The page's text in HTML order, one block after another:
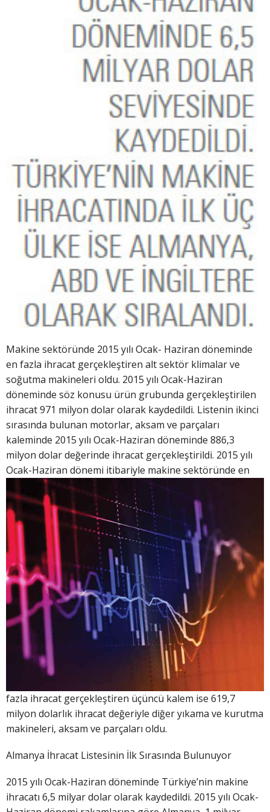
Makine sektöründe 2015 yılı Ocak- Haziran döneminde
en fazla ihracat gerçekleştiren alt sektör klimalar ve
soğutma makineleri oldu. 2015 yılı Ocak-Haziran
döneminde söz konusu ürün grubunda gerçekleştirilen
ihracat 971 milyon dolar olarak kaydedildi. Listenin ikinci
sırasında bulunan motorlar, aksam ve parçaları
kaleminde 2015 yılı Ocak-Haziran döneminde 886,3
milyon dolar değerinde ihracat gerçekleştirildi. 2015 yılı
Ocak-Haziran dönemi itibariyle makine sektöründe en
fazla ihracat gerçekleştiren üçüncü kalem ise 619,7
milyon dolarlık ihracat değeriyle diğer yıkama ve kurutma
makineleri, aksam ve parçaları oldu.
Almanya İhracat Listesinin İlk Sırasında Bulunuyor
2015 yılı Ocak-Haziran döneminde Türkiye’nin makine
ihracatı 6,5 milyar dolar olarak kaydedildi. 2015 yılı Ocak-